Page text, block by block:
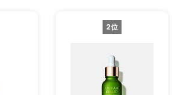
2位